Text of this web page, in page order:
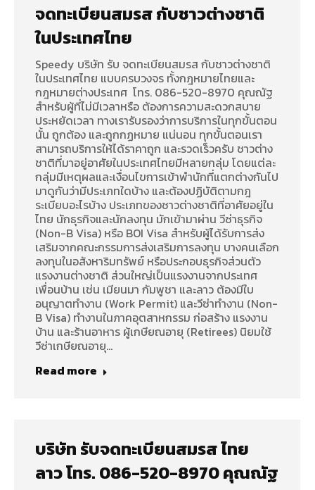
จดทะเบียนสมรส กับชาวต่างชาติ
ในประเทศไทย
Speedy บริษัท รับ จดทะเบียนสมรส กับชาวต่างชาติ
ในประเทศไทย แบบครบวงจร ทั้งกฎหมายไทยและ
กฎหมายต่างประเทศ โทร. 086-520-8970 คุณณัฐ
สำหรับผู้ที่ไม่มีเวลาหรือ ต้องการความสะดวกสบาย
ประหยัดเวลา ทางเรารับรองว่าการบริการในทุกขั้นตอน
นั้น ถูกต้อง และถูกกฏหมาย แน่นอน ทุกขั้นตอนเรา
สามารถบริการให้ได้ราคาถูก และรวดเร็วครับ ชาวต่าง
ชาติที่มาอยู่อาศัยในประเทศไทยมีหลายกลุ่ม โดยแต่ละ
กลุ่มมีเหตุผลและเงื่อนไขการเข้าพำนักที่แตกต่างกันไป
มาดูกันว่ามีประเภทใดบ้าง และต้องปฏิบัติตามกฎ
ระเบียบอะไรบ้าง ประเภทของชาวต่างชาติที่อาศัยอยู่ใน
ไทย นักธุรกิจและนักลงทุน มักเข้ามาผ่าน วีซ่าธุรกิจ
(Non-B Visa) หรือ BOI Visa สำหรับผู้ได้รับการส่ง
เสริมจากคณะกรรมการส่งเสริมการลงทุน บางคนเลือก
ลงทุนในอสังหาริมทรัพย์ หรือประกอบธุรกิจส่วนตัว
แรงงานต่างชาติ ส่วนใหญ่เป็นแรงงานจากประเทศ
เพื่อนบ้าน เช่น เมียนมา กัมพูชา และลาว ต้องมีใบ
อนุญาตทำงาน (Work Permit) และวีซ่าทำงาน (Non-
B Visa) ทำงานในภาคอุตสาหกรรม ก่อสร้าง แรงงาน
บ้าน และร้านอาหาร ผู้เกษียณอายุ (Retirees) นิยมใช้
วีซ่าเกษียณอายุ…
Read more
บริษัท รับจดทะเบียนสมรส ไทย
ลาว โทร. 086-520-8970 คุณณัฐ